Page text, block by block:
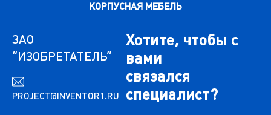
КОРПУСНАЯ МЕБЕЛЬ
ЗАО
“ИЗОБРЕТАТЕЛЬ”
PROJECT@INVENTOR1.RU
Хотите, чтобы с
вами
связался
специалист?